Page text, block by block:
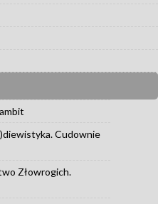
Cudownie
Złowrogich.